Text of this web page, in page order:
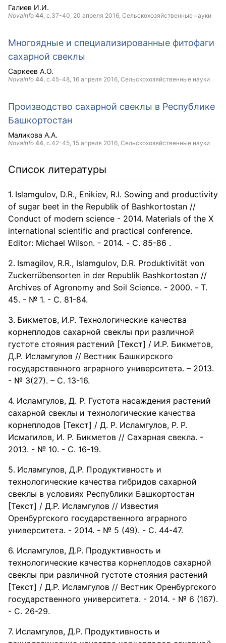
Галиев И.И.
NovaInfo 44, с.37-40, 20 апреля 2016, Сельскохозяйственные науки
Многоядные и специализированные фитофаги
сахарной свеклы
Саркеев А.О.
NovaInfo 44, с.45-48, 16 апреля 2016, Сельскохозяйственные науки
Производство сахарной свеклы в Республике
Башкортостан
Маликова А.А.
NovaInfo 44, с.42-45, 15 апреля 2016, Сельскохозяйственные науки
Список литературы
Islamgulov, D.R., Enikiev, R.I. Sowing and productivity
of sugar beet in the Republik of Bashkortostan //
Conduct of modern science - 2014. Materials of the X
international scientific and practical conference.
Editor: Michael Wilson. - 2014. - С. 85-86 .
Ismagilov, R.R., Islamgulov, D.R. Produktivität von
Zuckerrübensorten in der Republik Bashkortostan //
Archives of Agronomy and Soil Science. - 2000. - Т.
45. - № 1. - С. 81-84.
Бикметов, И.Р. Технологические качества
корнеплодов сахарной свеклы при различной
густоте стояния растений [Текст] / И.Р. Бикметов,
Д.Р. Исламгулов // Вестник Башкирского
государственного аграрного университета. – 2013.
- № 3(27). – С. 13-16.
Исламгулов, Д. Р. Густота насаждения растений
сахарной свеклы и технологические качества
корнеплодов [Текст] / Д. Р. Исламгулов, Р. Р.
Исмагилов, И. Р. Бикметов // Сахарная свекла. -
2013. - № 10. - С. 16-19.
Исламгулов, Д.Р. Продуктивность и
технологические качества гибридов сахарной
свеклы в условиях Республики Башкортостан
[Текст] / Д.Р. Исламгулов // Известия
Оренбургского государственного аграрного
университета. - 2014. - № 5 (49). - С. 44-47.
Исламгулов, Д.Р. Продуктивность и
технологические качества корнеплодов сахарной
свеклы при различной густоте стояния растений
[Текст] / Д.Р. Исламгулов // Вестник Оренбургского
государственного университета. - 2014. - № 6 (167).
- С. 26-29.
Исламгулов, Д.Р. Продуктивность и